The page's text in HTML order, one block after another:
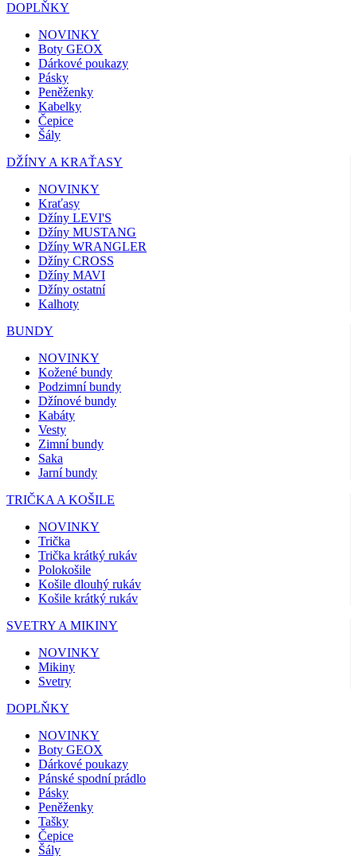
DOPLŇKY
NOVINKY
Boty GEOX
Dárkové poukazy
Pásky
Peněženky
Kabelky
Čepice
Šály
DŽÍNY A KRAŤASY
NOVINKY
Kraťasy
Džíny LEVI'S
Džíny MUSTANG
Džíny WRANGLER
Džíny CROSS
Džíny MAVI
Džíny ostatní
Kalhoty
BUNDY
NOVINKY
Kožené bundy
Podzimní bundy
Džínové bundy
Kabáty
Vesty
Zimní bundy
Saka
Jarní bundy
TRIČKA A KOŠILE
NOVINKY
Trička
Trička krátký rukáv
Polokošile
Košile dlouhý rukáv
Košile krátký rukáv
SVETRY A MIKINY
NOVINKY
Mikiny
Svetry
DOPLŇKY
NOVINKY
Boty GEOX
Dárkové poukazy
Pánské spodní prádlo
Pásky
Peněženky
Tašky
Čepice
Šály